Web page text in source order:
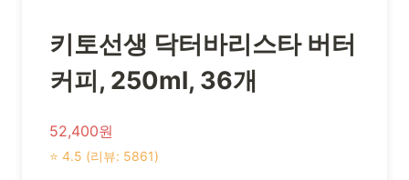
키토선생 닥터바리스타 버터
커피, 250ml, 36개
52,400원
⭐ 4.5 (리뷰: 5861)